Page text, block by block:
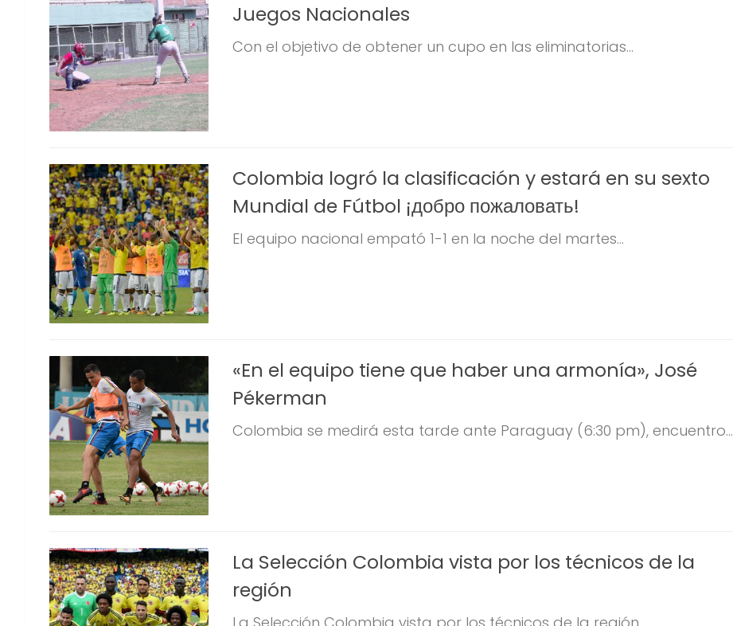
Juegos Nacionales
Con el objetivo de obtener un cupo en las eliminatorias...
Colombia logró la clasificación y estará en su sexto
Mundial de Fútbol ¡добро пожаловать!
El equipo nacional empató 1-1 en la noche del martes...
«En el equipo tiene que haber una armonía», José
Pékerman
Colombia se medirá esta tarde ante Paraguay (6:30 pm), encuentro...
La Selección Colombia vista por los técnicos de la
región